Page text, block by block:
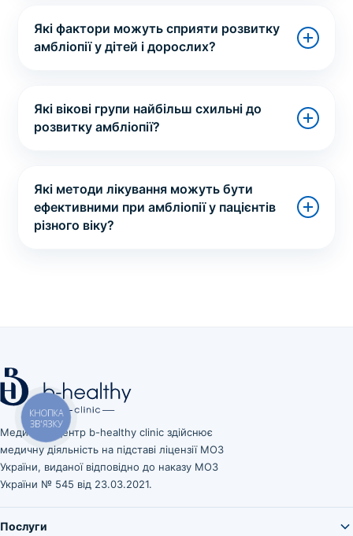
Які фактори можуть сприяти розвитку
амбліопії у дітей і дорослих?
Які вікові групи найбільш схильні до
розвитку амбліопії?
Які методи лікування можуть бути
ефективними при амбліопії у пацієнтів
різного віку?
Медичний центр b-healthy clinic здійснює
медичну діяльність на підставі ліцензії МОЗ
України, виданої відповідно до наказу МОЗ
України № 545 від 23.03.2021.
Послуги
КНОПКА
ЗВ'ЯЗКУ